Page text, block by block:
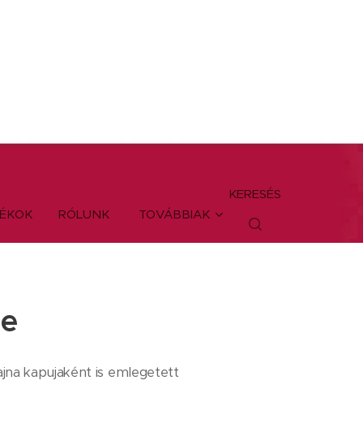
RÓLUNK TOVÁBBIAK
KERESÉS
kapujaként is emlegetett